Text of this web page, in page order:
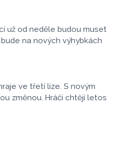
už od neděle budou muset
na nových výhybkách
ve třetí lize. S novým
změnou. Hráči chtějí letos